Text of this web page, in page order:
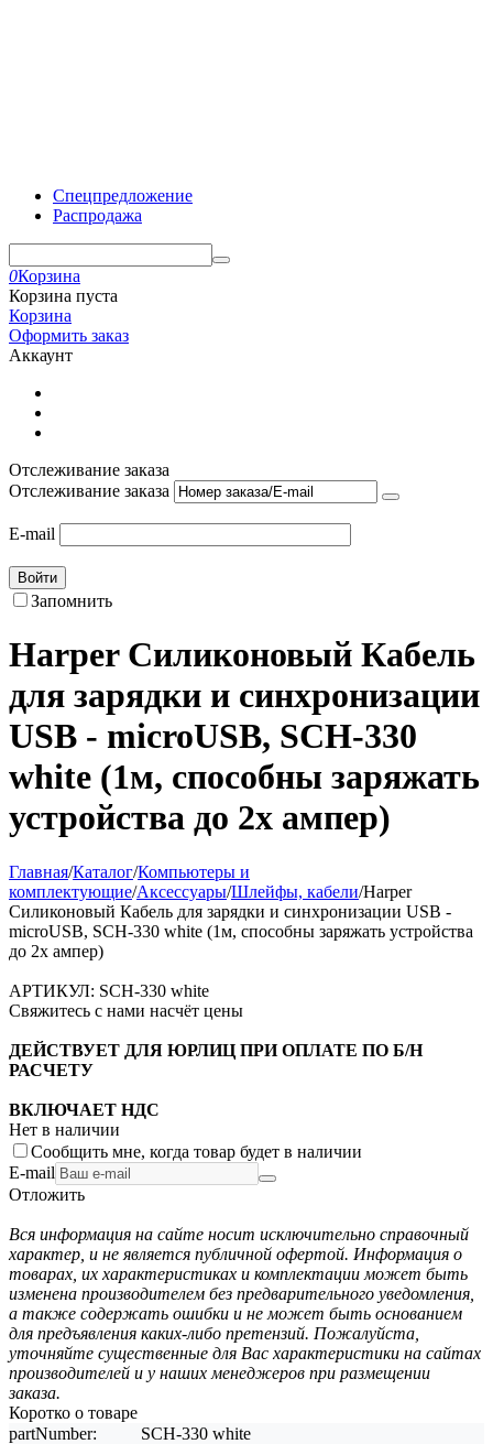
Спецпредложение
Распродажа
0Корзина
Корзина пуста
Корзина
Оформить заказ
Аккаунт
Отслеживание заказа
Отслеживание заказа
E-mail
Войти
Запомнить
Harper Силиконовый Кабель
для зарядки и синхронизации
USB - microUSB, SCH-330
white (1м, способны заряжать
устройства до 2х ампер)
Главная/Каталог/Компьютеры и
комплектующие/Аксессуары/Шлейфы, кабели/Harper
Силиконовый Кабель для зарядки и синхронизации USB -
microUSB, SCH-330 white (1м, способны заряжать устройства
до 2х ампер)
АРТИКУЛ: SCH-330 white
Свяжитесь с нами насчёт цены
ДЕЙСТВУЕТ ДЛЯ ЮРЛИЦ ПРИ ОПЛАТЕ ПО Б/Н
РАСЧЕТУ
ВКЛЮЧАЕТ НДС
Нет в наличии
Сообщить мне, когда товар будет в наличии
E-mail
Отложить
Вся информация на сайте носит исключительно справочный
характер, и не является публичной офертой. Информация о
товарах, их характеристиках и комплектации может быть
изменена производителем без предварительного уведомления,
а также содержать ошибки и не может быть основанием
для предъявления каких-либо претензий. Пожалуйста,
уточняйте существенные для Вас характеристики на сайтах
производителей и у наших менеджеров при размещении
заказа.
Коротко о товаре
partNumber:
SCH-330 white